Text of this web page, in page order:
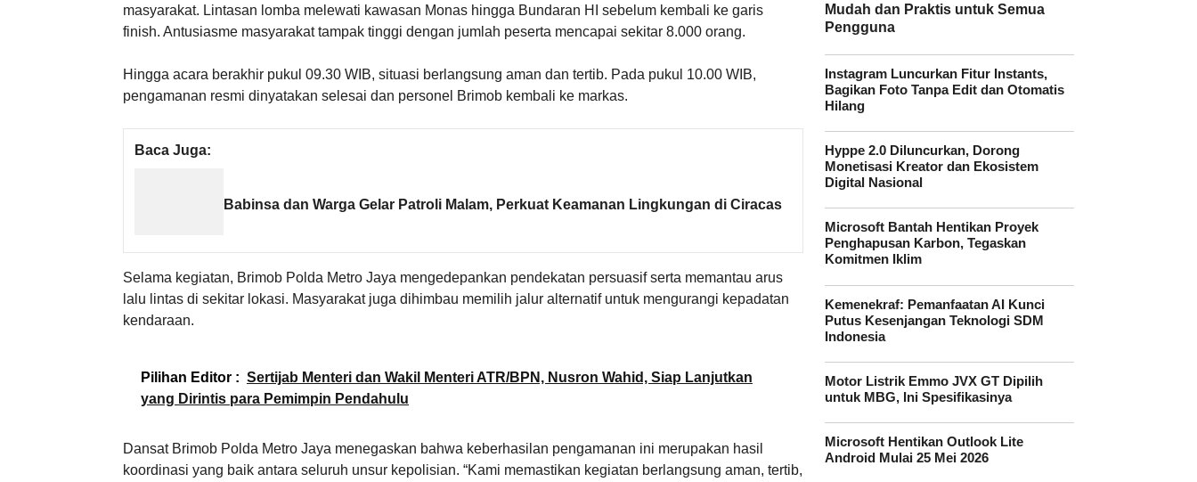
masyarakat. Lintasan lomba melewati kawasan Monas hingga Bundaran HI sebelum kembali ke garis
finish. Antusiasme masyarakat tampak tinggi dengan jumlah peserta mencapai sekitar 8.000 orang.
Hingga acara berakhir pukul 09.30 WIB, situasi berlangsung aman dan tertib. Pada pukul 10.00 WIB,
pengamanan resmi dinyatakan selesai dan personel Brimob kembali ke markas.
Baca Juga:
Babinsa dan Warga Gelar Patroli Malam, Perkuat Keamanan Lingkungan di Ciracas
Selama kegiatan, Brimob Polda Metro Jaya mengedepankan pendekatan persuasif serta memantau arus
lalu lintas di sekitar lokasi. Masyarakat juga dihimbau memilih jalur alternatif untuk mengurangi kepadatan
kendaraan.
Pilihan Editor : Sertijab Menteri dan Wakil Menteri ATR/BPN, Nusron Wahid, Siap Lanjutkan
yang Dirintis para Pemimpin Pendahulu
Dansat Brimob Polda Metro Jaya menegaskan bahwa keberhasilan pengamanan ini merupakan hasil
koordinasi yang baik antara seluruh unsur kepolisian. “Kami memastikan kegiatan berlangsung aman, tertib,
Mudah dan Praktis untuk Semua
Pengguna
Instagram Luncurkan Fitur Instants,
Bagikan Foto Tanpa Edit dan Otomatis
Hilang
Hyppe 2.0 Diluncurkan, Dorong
Monetisasi Kreator dan Ekosistem
Digital Nasional
Microsoft Bantah Hentikan Proyek
Penghapusan Karbon, Tegaskan
Komitmen Iklim
Kemenekraf: Pemanfaatan AI Kunci
Putus Kesenjangan Teknologi SDM
Indonesia
Motor Listrik Emmo JVX GT Dipilih
untuk MBG, Ini Spesifikasinya
Microsoft Hentikan Outlook Lite
Android Mulai 25 Mei 2026